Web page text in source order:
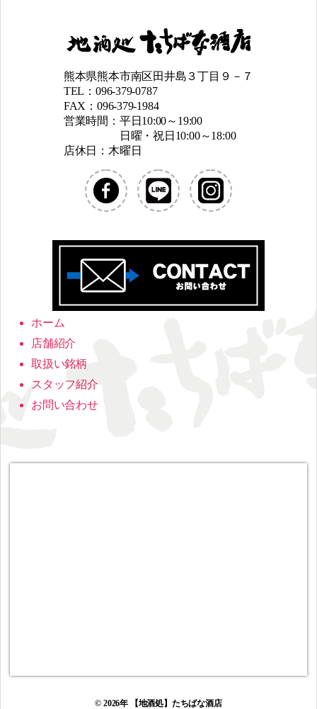
熊本県熊本市南区田井島３丁目９－７
TEL：096-379-0787
FAX：096-379-1984
営業時間：平日10:00～19:00
日曜・祝日10:00～18:00
店休日：木曜日
ホーム
店舗紹介
取扱い銘柄
スタッフ紹介
お問い合わせ
© 2026年 【地酒処】たちばな酒店